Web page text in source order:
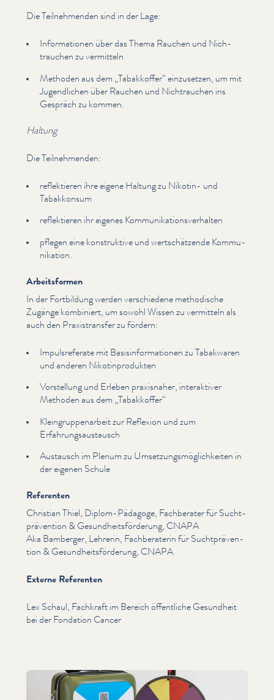
Die Teil­nehmenden sind in der Lage:
Infor­ma­tio­nen über das Thema Rauchen und Nich­
trauchen zu vermitteln
Methoden aus dem „Tabakkoffer“ einzusetzen, um mit
Jugendlichen über Rauchen und Nich­trauchen ins
Gespräch zu kommen.
Haltung
Die Teil­nehmenden:
reflek­tieren ihre eigene Haltung zu Nikotin- und
Tabakkonsum
reflek­tieren ihr eigenes Kom­mu­nika­tionsver­hal­ten
pflegen eine kon­struk­tive und wertschätzende Kom­mu­
nika­tion.
Arbeitsformen
In der Fortbildung werden ver­schiedene methodische
Zugänge kombiniert, um sowohl Wissen zu vermitteln als
auch den Prax­is­trans­fer zu fördern:
Impul­srefer­ate mit Basis­in­for­ma­tio­nen zu Tabakwaren
und anderen Nikot­in­pro­duk­ten
Vorstellung und Erleben praxisnaher, inter­ak­tiv­er
Methoden aus dem „Tabakkoffer“
Kle­in­grup­pe­nar­beit zur Reflexion und zum
Erfahrungsaus­tausch
Austausch im Plenum zu Umset­zungsmöglichkeit­en in
der eigenen Schule
Referenten
Christian Thiel, Diplom-Pädagoge, Fachberater für Sucht­
präven­tion & Gesund­heits­förderung, CNAPA
Aka Bamberger, Lehrerin, Fach­ber­a­terin für Sucht­präven­
tion & Gesund­heits­förderung, CNAPA
Externe Referenten
Lex Schaul, Fachkraft im Bereich öffentliche Gesundheit
bei der Fondation Cancer